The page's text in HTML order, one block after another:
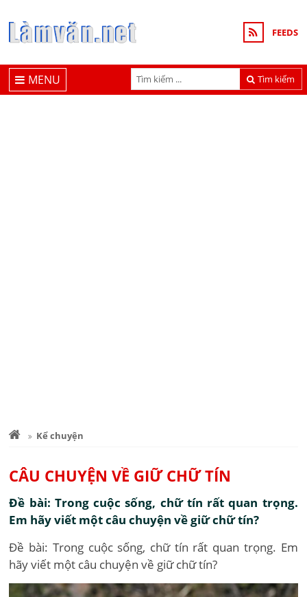
FEEDS
Tìm kiếm
MENU
Kể chuyện
CÂU CHUYỆN VỀ GIỮ CHỮ TÍN
Đề bài: Trong cuộc sống, chữ tín rất quan trọng.
Em hãy viết một câu chuyện về giữ chữ tín?
Đề bài: Trong cuộc sống, chữ tín rất quan trọng. Em
hãy viết một câu chuyện về giữ chữ tín?